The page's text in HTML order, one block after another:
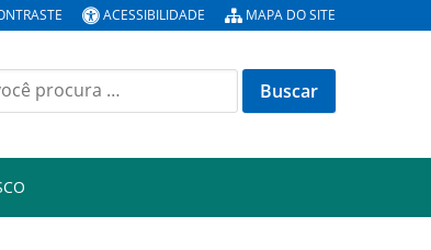
ACESSIBILIDADE MAPA DO SITE